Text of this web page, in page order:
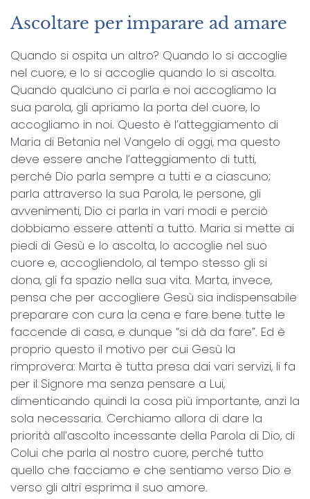
Ascoltare per imparare ad amare
Quando si ospita un altro? Quando lo si accoglie
nel cuore, e lo si accoglie quando lo si ascolta.
Quando qualcuno ci parla e noi accogliamo la
sua parola, gli apriamo la porta del cuore, lo
accogliamo in noi. Questo è l’atteggiamento di
Maria di Betania nel Vangelo di oggi, ma questo
deve essere anche l’atteggiamento di tutti,
perché Dio parla sempre a tutti e a ciascuno;
parla attraverso la sua Parola, le persone, gli
avvenimenti, Dio ci parla in vari modi e perciò
dobbiamo essere attenti a tutto. Maria si mette ai
piedi di Gesù e lo ascolta, lo accoglie nel suo
cuore e, accogliendolo, al tempo stesso gli si
dona, gli fa spazio nella sua vita. Marta, invece,
pensa che per accogliere Gesù sia indispensabile
preparare con cura la cena e fare bene tutte le
faccende di casa, e dunque “si dà da fare”. Ed è
proprio questo il motivo per cui Gesù la
rimprovera: Marta è tutta presa dai vari servizi, li fa
per il Signore ma senza pensare a Lui,
dimenticando quindi la cosa più importante, anzi la
sola necessaria. Cerchiamo allora di dare la
priorità all’ascolto incessante della Parola di Dio, di
Colui che parla al nostro cuore, perché tutto
quello che facciamo e che sentiamo verso Dio e
verso gli altri esprima il suo amore.